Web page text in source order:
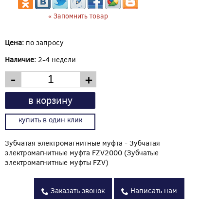
« Запомнить товар
Цена: по запросу
Наличие: 2-4 недели
- +
в корзину
купить в один клик
Зубчатая электромагнитные муфта - Зубчатая
электромагнитные муфта FZV2000 (Зубчатые
электромагнитные муфты FZV)
Заказать звонок Написать нам